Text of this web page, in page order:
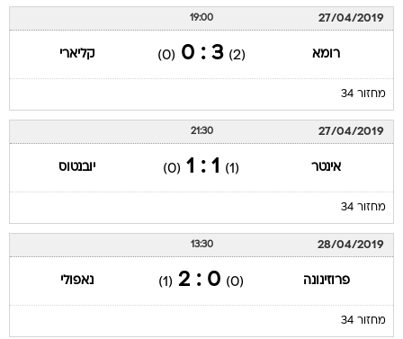
27/04/2019
19:00
רומא (2)
3 : 0
(0) קליארי
מחזור 34
27/04/2019
21:30
אינטר (1)
1 : 1
(0) יובנטוס
מחזור 34
28/04/2019
13:30
פרוזינונה (0)
0 : 2
(1) נאפולי
מחזור 34